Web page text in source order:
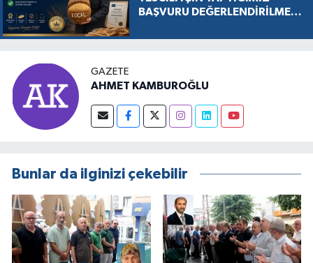
BAŞVURU DEĞERLENDİRİLMEK
RESMEN BAŞLADI
GAZETE
AHMET KAMBUROĞLU
Bunlar da ilginizi çekebilir